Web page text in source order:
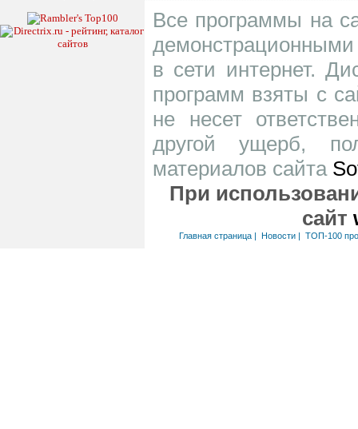
Все программы на
в сети интернет.
программ взяты с
не несет
другой ущерб,
материалов сайта
При
сайт
Главная страница| Новости| ТОП-100